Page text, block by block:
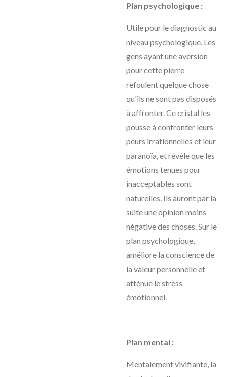
Plan psychologique :
Utile pour le diagnostic au
niveau psychologique. Les
gens ayant une aversion
pour cette pierre
refoulent quelque chose
qu'ils ne sont pas disposés
à affronter. Ce cristal les
pousse à confronter leurs
peurs irrationnelles et leur
paranoïa, et révèle que les
émotions tenues pour
inacceptables sont
naturelles. Ils auront par la
suite une opinion moins
négative des choses. Sur le
plan psychologique,
améliore la conscience de
la valeur personnelle et
atténue le stress
émotionnel.
Plan mental :
Mentalement vivifiante, la